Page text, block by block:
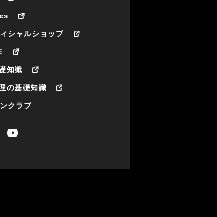
シャルショップ
知識
の基礎知識
クラブ